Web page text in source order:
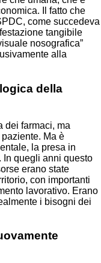
Il fatto che
come succedeva
tangibile
nosografica”
alla
della
dei farmaci, ma
Ma è
la presa in
quegli anni questo
erano state
con importanti
lavorativo. Erano
i bisogni dei